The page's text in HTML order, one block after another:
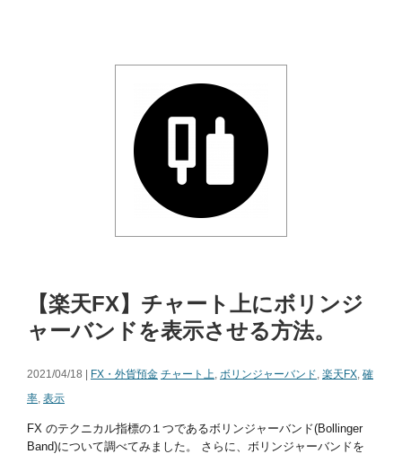
【楽天FX】チャート上にボリンジ
ャーバンドを表示させる方法。
2021/04/18 | FX・外貨預金 チャート上, ボリンジャーバンド, 楽天FX, 確
率, 表示
FX のテクニカル指標の１つであるボリンジャーバンド(Bollinger
Band)について調べてみました。 さらに、ボリンジャーバンドを